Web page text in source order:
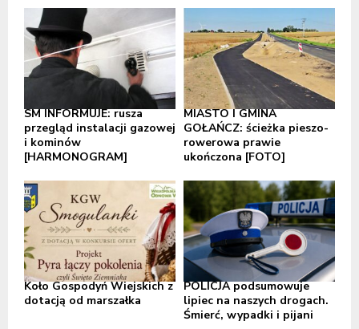
SM INFORMUJE: rusza
przegląd instalacji gazowej
i kominów
[HARMONOGRAM]
MIASTO I GMINA
GOŁAŃCZ: ścieżka pieszo-
rowerowa prawie
ukończona [FOTO]
Koło Gospodyń Wiejskich z
dotacją od marszałka
POLICJA podsumowuje
lipiec na naszych drogach.
Śmierć, wypadki i pijani